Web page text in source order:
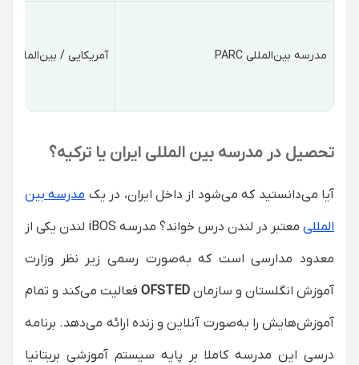
مدرسه بین‌المللی PARC آمریکایی / بین‌المللی
تحصیل در مدرسه بین المللی ایران یا ترکیه؟
آیا می‌دانستید که می‌شود از داخل ایران، در یکمدرسه بین
‌المللی
معتبر در لندن درس خواند؟ مدرسه iBOS لندن یکی از
معدود مدارسی است که به‌صورت رسمی زیر نظر وزارت
آموزش انگلستان و سازمان OFSTED فعالیت می‌کند و تمام
آموزش‌هایش را به‌صورت آنلاین و زنده ارائه می‌دهد. برنامه
درسی این مدرسه کاملا بر پایه‌ سیستم آموزشی بریتانیا